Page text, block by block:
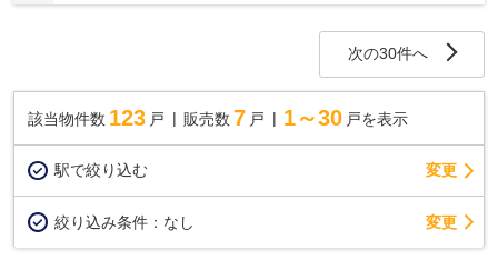
次の30件へ
該当物件数 123 戸 販売数 7 戸 1～30 戸を表示
駅で絞り込む 変更
絞り込み条件： なし 変更